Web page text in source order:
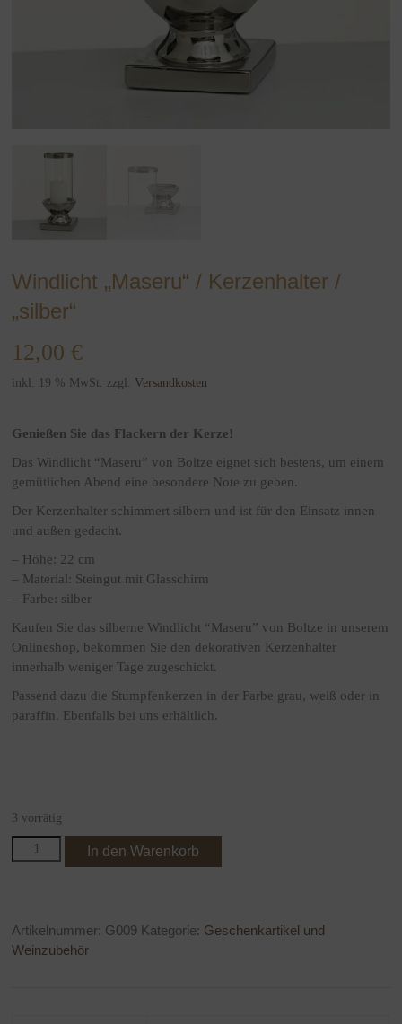
Windlicht „Maseru“ / Kerzenhalter /
„silber“
12,00€
inkl. 19 % MwSt. zzgl. Versandkosten
Genießen Sie das Flackern der Kerze!
Das Windlicht “Maseru” von Boltze eignet sich bestens, um einem
gemütlichen Abend eine besondere Note zu geben.
Der Kerzenhalter schimmert silbern und ist für den Einsatz innen
und außen gedacht.
– Höhe: 22 cm
– Material: Steingut mit Glasschirm
– Farbe: silber
Kaufen Sie das silberne Windlicht “Maseru” von Boltze in unserem
Onlineshop, bekommen Sie den dekorativen Kerzenhalter
innerhalb weniger Tage zugeschickt.
Passend dazu die Stumpfenkerzen in der Farbe grau, weiß oder in
paraffin. Ebenfalls bei uns erhältlich.
3 vorrätig
Windlicht
"Maseru"
/
"silber"
In den Warenkorb
Artikelnummer: G009 Kategorie: Geschenkartikel und
Weinzubehör